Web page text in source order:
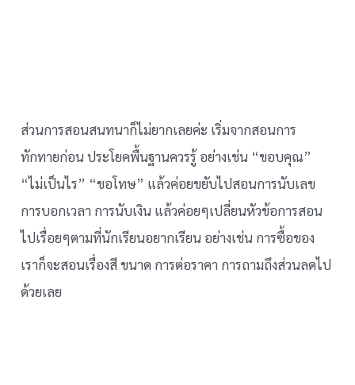
ส่วนการสอนสนทนาก็ไม่ยากเลยค่ะ เริ่มจากสอนการ
ทักทายก่อน ประโยคพื้นฐานควรรู้ อย่างเช่น “ขอบคุณ”
“ไม่เป็นไร” “ขอโทษ” แล้วค่อยขยับไปสอนการนับเลข
การบอกเวลา การนับเงิน แล้วค่อยๆเปลี่ยนหัวข้อการสอน
ไปเรื่อยๆตามที่นักเรียนอยากเรียน อย่างเช่น การซื้อของ
เราก็จะสอนเรื่องสี ขนาด การต่อราคา การถามถึงส่วนลดไป
ด้วยเลย